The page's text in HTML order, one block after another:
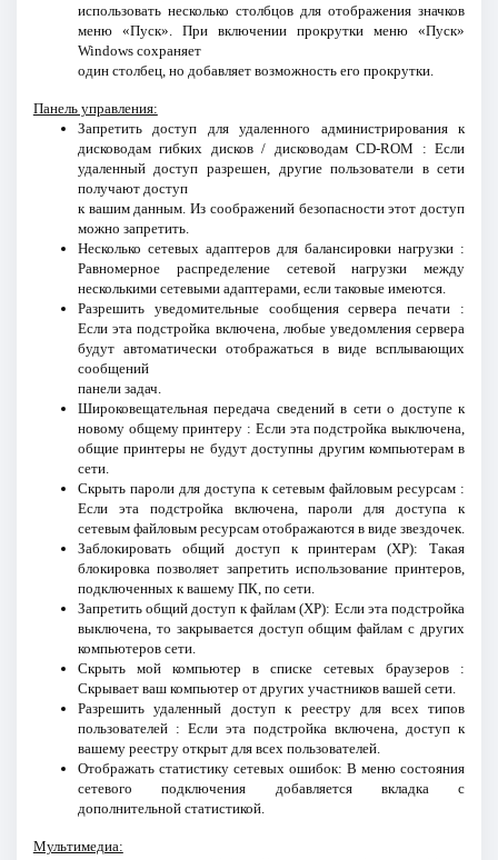
использовать несколько столбцов для отображения значков
меню «Пуск». При включении прокрутки меню «Пуск»
Windows сохраняет
один столбец, но добавляет возможность его прокрутки.
Панель управления:
Запретить доступ для удаленного администрирования к
дисководам гибких дисков / дисководам CD-ROM : Если
удаленный доступ разрешен, другие пользователи в сети
получают доступ
к вашим данным. Из соображений безопасности этот доступ
можно запретить.
Несколько сетевых адаптеров для балансировки нагрузки :
Равномерное распределение сетевой нагрузки между
несколькими сетевыми адаптерами, если таковые имеются.
Разрешить уведомительные сообщения сервера печати :
Если эта подстройка включена, любые уведомления сервера
будут автоматически отображаться в виде всплывающих
сообщений
панели задач.
Широковещательная передача сведений в сети о доступе к
новому общему принтеру : Если эта подстройка выключена,
общие принтеры не будут доступны другим компьютерам в
сети.
Скрыть пароли для доступа к сетевым файловым ресурсам :
Если эта подстройка включена, пароли для доступа к
сетевым файловым ресурсам отображаются в виде звездочек.
Заблокировать общий доступ к принтерам (XP): Такая
блокировка позволяет запретить использование принтеров,
подключенных к вашему ПК, по сети.
Запретить общий доступ к файлам (XP): Если эта подстройка
выключена, то закрывается доступ общим файлам с других
компьютеров сети.
Скрыть мой компьютер в списке сетевых браузеров :
Скрывает ваш компьютер от других участников вашей сети.
Разрешить удаленный доступ к реестру для всех типов
пользователей : Если эта подстройка включена, доступ к
вашему реестру открыт для всех пользователей.
Отображать статистику сетевых ошибок: В меню состояния
сетевого подключения добавляется вкладка с
дополнительной статистикой.
Мультимедиа: